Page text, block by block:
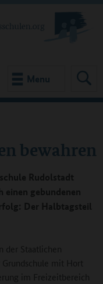
Menu
bewahren
Rudolstadt
einen gebundenen
Der Halbtagsteil
der Staatlichen
mit Hort
im Freizeitbereich